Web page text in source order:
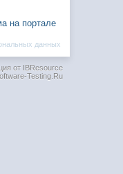
на портале
данных
от IBResource
Testing.Ru